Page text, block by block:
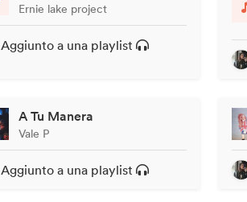
Ernie lake project
Aggiunto a una playlist
A Tu Manera
Vale P
Aggiunto a una playlist